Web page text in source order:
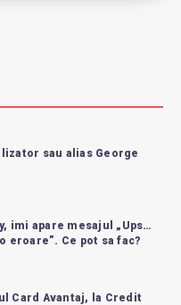
sau alias George
imi apare mesajul „Ups…
eroare”. Ce pot sa fac?
Card Avantaj, la Credit